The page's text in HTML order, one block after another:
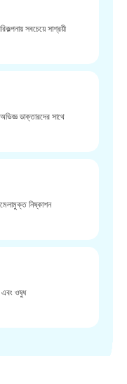
সবচেয়ে সাশ্রয়ী
ডাক্তারদের সাথে
নিষ্কাশন
ওষুধ